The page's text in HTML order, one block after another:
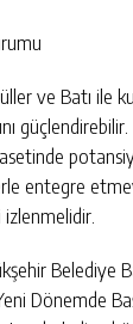
ve Batı ile
entegre
Belediye
Dönemde